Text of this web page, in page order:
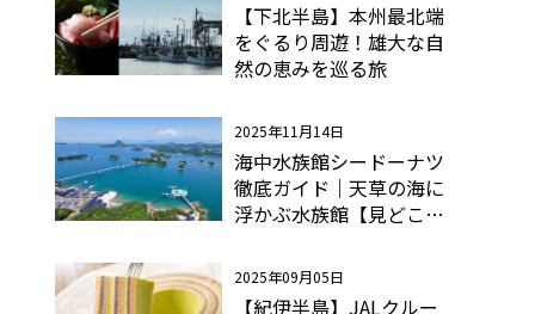
【下北半島】本州最北端
をぐるり周遊！雄大な自
然の恵みを巡る旅
2025年11月14日
海中水族館シードーナツ
徹底ガイド｜天草の海に
浮かぶ水族館【見どこ
2025年09月05日
【紀伊半島】JALクルー